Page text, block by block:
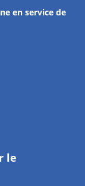
en service de
le